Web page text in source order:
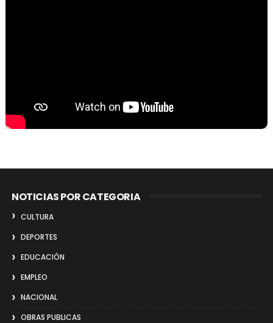
NOTICIAS POR CATEGORIA
CULTURA
DEPORTES
EDUCACIÓN
EMPLEO
NACIONAL
OBRAS PUBLICAS